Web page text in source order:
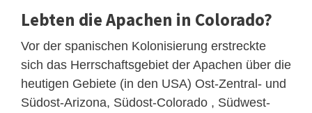
Lebten die Apachen in Colorado?
Vor der spanischen Kolonisierung erstreckte
sich das Herrschaftsgebiet der Apachen über die
heutigen Gebiete (in den USA) Ost-Zentral- und
Südost-Arizona, Südost-Colorado , Südwest-